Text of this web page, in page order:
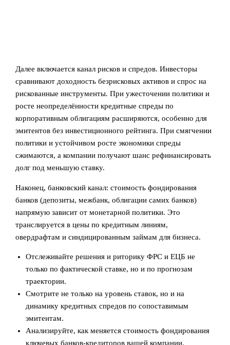
Далее включается канал рисков и спредов. Инвесторы
сравнивают доходность безрисковых активов и спрос на
рискованные инструменты. При ужесточении политики и
росте неопределённости кредитные спреды по
корпоративным облигациям расширяются, особенно для
эмитентов без инвестиционного рейтинга. При смягчении
политики и устойчивом росте экономики спреды
сжимаются, а компании получают шанс рефинансировать
долг под меньшую ставку.
Наконец, банковский канал: стоимость фондирования
банков (депозиты, межбанк, облигации самих банков)
напрямую зависит от монетарной политики. Это
транслируется в цены по кредитным линиям,
овердрафтам и синдицированным займам для бизнеса.
Отслеживайте решения и риторику ФРС и ЕЦБ не
только по фактической ставке, но и по прогнозам
траектории.
Смотрите не только на уровень ставок, но и на
динамику кредитных спредов по сопоставимым
эмитентам.
Анализируйте, как меняется стоимость фондирования
ключевых банков‑кредиторов вашей компании.